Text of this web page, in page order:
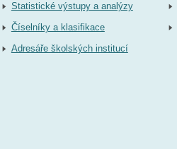
Statistické výstupy a analýzy
Číselníky a klasifikace
Adresáře školských institucí